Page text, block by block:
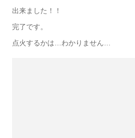
出来ました！！
完了です。
点火するかは…わかりません…